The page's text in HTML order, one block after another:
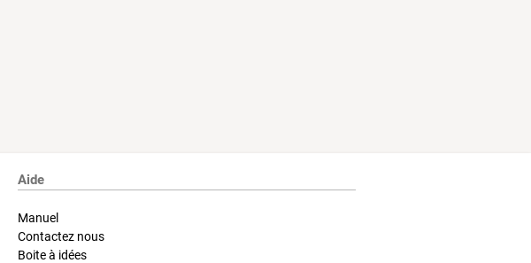
Aide
Manuel
Contactez nous
Boite à idées